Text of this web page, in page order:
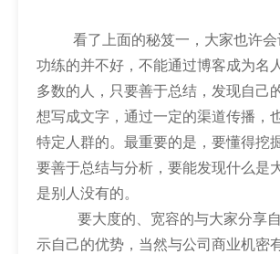
看了上面的秘笈一，大家也许会
功练的并不好，不能通过博客成为名
多数的人，只要善于总结，发现自己
想写成文字，通过一定的渠道传播，
特定人群的。最重要的是，要懂得挖
要善于总结与分析，要能发现什么是
是别人没有的。
要大度的、宽容的与大家分享自
示自己的优势，当然与公司商业机密